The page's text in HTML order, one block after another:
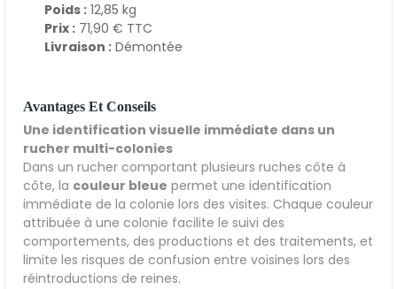
Poids : 12,85 kg
Prix : 71,90 € TTC
Livraison : Démontée
Avantages Et Conseils
Une identification visuelle immédiate dans un
rucher multi-colonies
Dans un rucher comportant plusieurs ruches côte à
côte, la couleur bleue permet une identification
immédiate de la colonie lors des visites. Chaque couleur
attribuée à une colonie facilite le suivi des
comportements, des productions et des traitements, et
limite les risques de confusion entre voisines lors des
réintroductions de reines.